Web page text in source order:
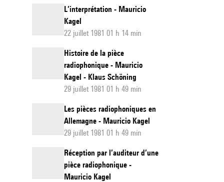
L’interprétation - Mauricio
Kagel
22 juillet 1981 01 h 14 min
Histoire de la pièce
radiophonique - Mauricio
Kagel - Klaus Schöning
29 juillet 1981 01 h 49 min
Les pièces radiophoniques en
Allemagne - Mauricio Kagel
29 juillet 1981 01 h 49 min
Réception par l’auditeur d’une
pièce radiophonique -
Mauricio Kagel